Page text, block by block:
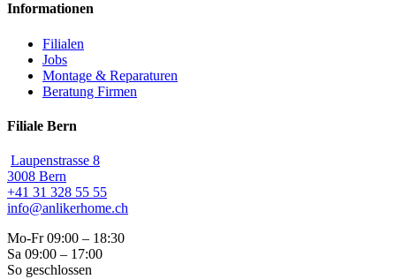
Informationen
Filialen
Jobs
Montage & Reparaturen
Beratung Firmen
Filiale Bern
Laupenstrasse 8
3008 Bern
+41 31 328 55 55
info@anlikerhome.ch
Mo-Fr 09:00 – 18:30
Sa 09:00 – 17:00
So geschlossen